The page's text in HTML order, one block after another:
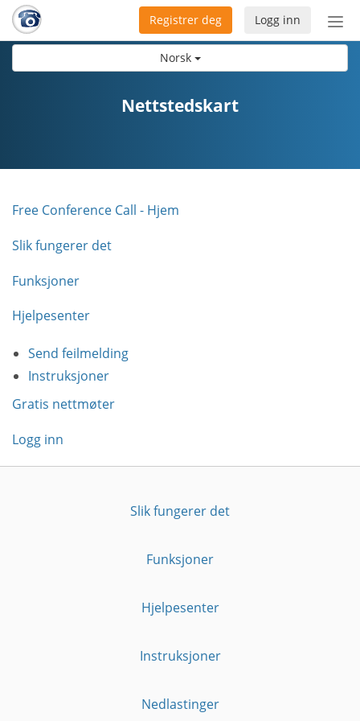
Norsk
Bytt
Logg inn
Registrer deg
Nettstedskart
Free Conference Call - Hjem
Slik fungerer det
Funksjoner
Hjelpesenter
Send feilmelding
Instruksjoner
Gratis nettmøter
Logg inn
Slik fungerer det
Funksjoner
Hjelpesenter
Instruksjoner
Nedlastinger